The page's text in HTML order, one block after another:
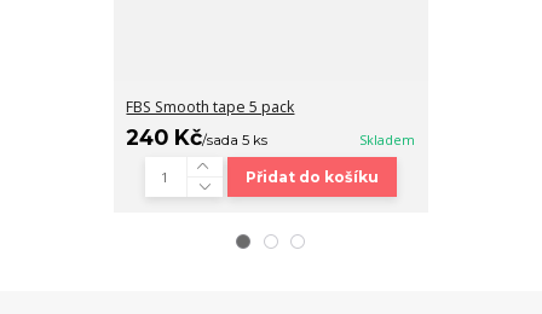
FBS Smooth tape 5 pack
240 Kč/sada 5 ks Skladem
Přidat do košíku